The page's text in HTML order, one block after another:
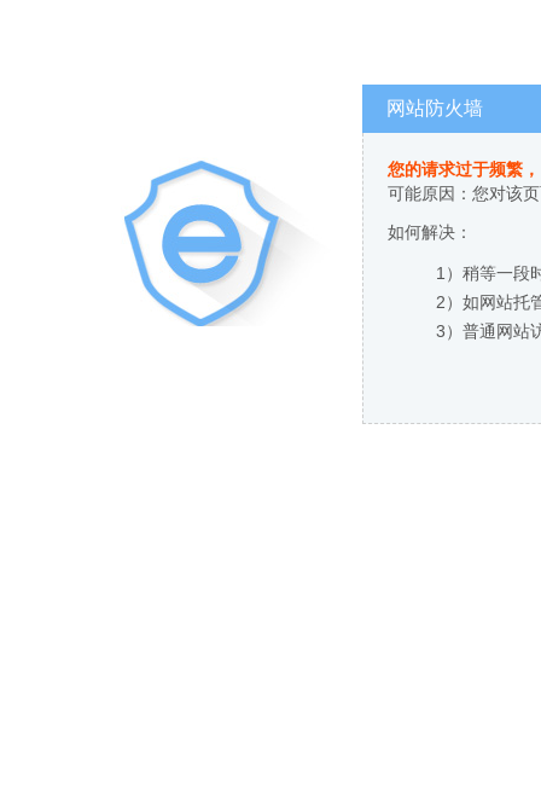
网站防火墙
您的请求过于频繁
可能原因：您对该
如何解决：
1）稍等一段
2）如网站托
3）普通网站